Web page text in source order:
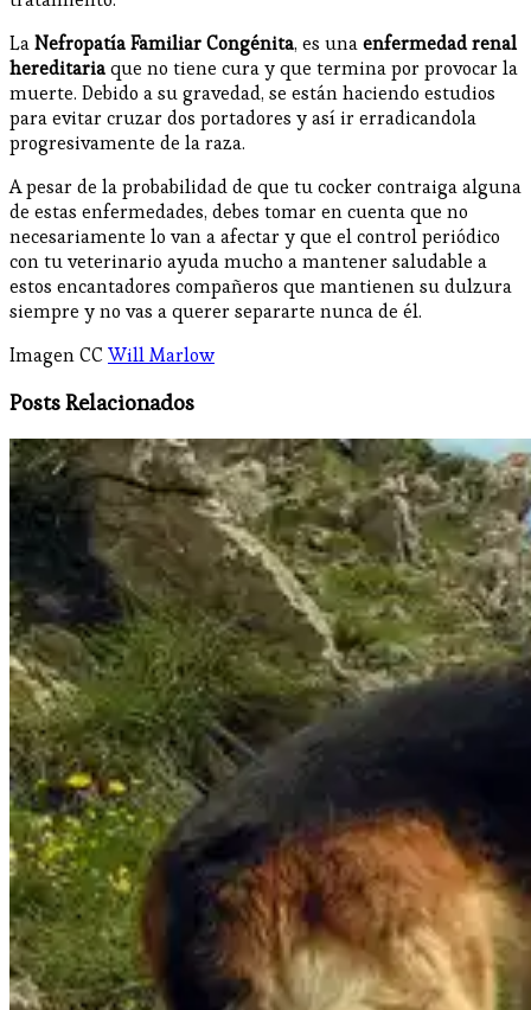
LaNefropatía Familiar Congénita, es unaenfermedad renal
hereditariaque no tiene cura y que termina por provocar la
muerte. Debido a su gravedad, se están haciendo estudios
para evitar cruzar dos portadores y así ir erradicandola
progresivamente de la raza.
A pesar de la probabilidad de que tu cocker contraiga alguna
de estas enfermedades, debes tomar en cuenta que no
necesariamente lo van a afectar y que el control periódico
con tu veterinario ayuda mucho a mantener saludable a
estos encantadores compañeros que mantienen su dulzura
siempre y no vas a querer separarte nunca de él.
Imagen CC Will Marlow
Posts Relacionados